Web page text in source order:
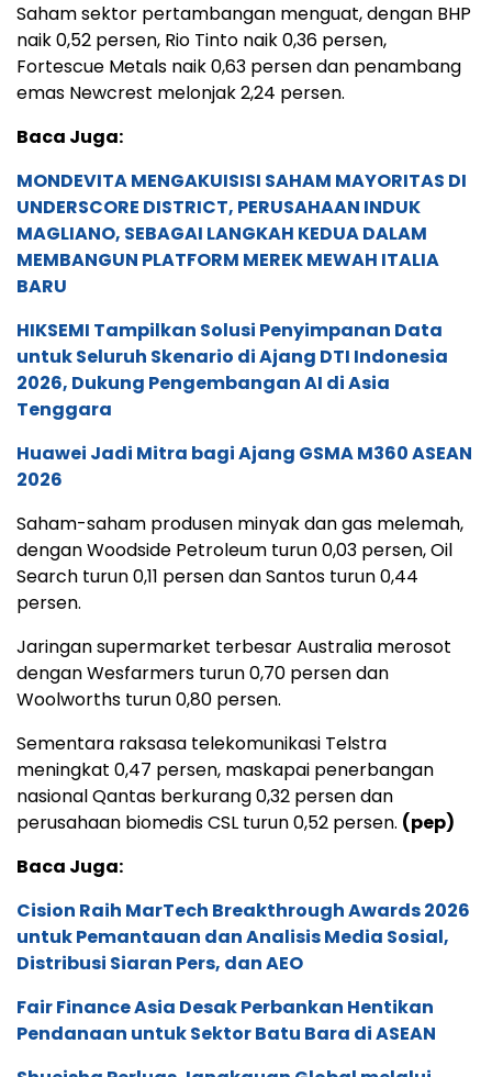
Saham sektor pertambangan menguat, dengan BHP
naik 0,52 persen, Rio Tinto naik 0,36 persen,
Fortescue Metals naik 0,63 persen dan penambang
emas Newcrest melonjak 2,24 persen.
Baca Juga:
MONDEVITA MENGAKUISISI SAHAM MAYORITAS DI
UNDERSCORE DISTRICT, PERUSAHAAN INDUK
MAGLIANO, SEBAGAI LANGKAH KEDUA DALAM
MEMBANGUN PLATFORM MEREK MEWAH ITALIA
BARU
HIKSEMI Tampilkan Solusi Penyimpanan Data
untuk Seluruh Skenario di Ajang DTI Indonesia
2026, Dukung Pengembangan AI di Asia
Tenggara
Huawei Jadi Mitra bagi Ajang GSMA M360 ASEAN
2026
Saham-saham produsen minyak dan gas melemah,
dengan Woodside Petroleum turun 0,03 persen, Oil
Search turun 0,11 persen dan Santos turun 0,44
persen.
Jaringan supermarket terbesar Australia merosot
dengan Wesfarmers turun 0,70 persen dan
Woolworths turun 0,80 persen.
Sementara raksasa telekomunikasi Telstra
meningkat 0,47 persen, maskapai penerbangan
nasional Qantas berkurang 0,32 persen dan
perusahaan biomedis CSL turun 0,52 persen. (pep)
Baca Juga:
Cision Raih MarTech Breakthrough Awards 2026
untuk Pemantauan dan Analisis Media Sosial,
Distribusi Siaran Pers, dan AEO
Fair Finance Asia Desak Perbankan Hentikan
Pendanaan untuk Sektor Batu Bara di ASEAN